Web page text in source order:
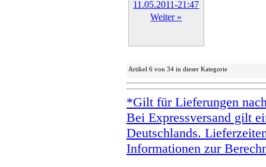
Weiter »
Artikel 6 von 34 in dieser Kategorie
*Gilt für Lieferungen
Bei Expressversand gilt
Deutschlands.
Informationen zur